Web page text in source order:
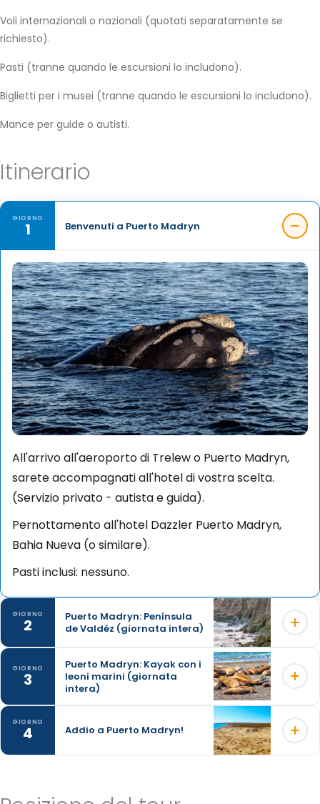
Voli internazionali o nazionali (quotati separatamente se
richiesto).
Pasti (tranne quando le escursioni lo includono).
Biglietti per i musei (tranne quando le escursioni lo includono).
Mance per guide o autisti.
Itinerario
GIORNO
1 Benvenuti a Puerto Madryn
All'arrivo all'aeroporto di Trelew o Puerto Madryn,
sarete accompagnati all'hotel di vostra scelta.
(Servizio privato - autista e guida).
Pernottamento all'hotel Dazzler Puerto Madryn,
Bahia Nueva (o similare).
Pasti inclusi: nessuno.
GIORNO
2
Puerto Madryn: Península
de Valdéz (giornata intera)
Visiterete uno dei siti scelti come Patrimonio
Naturale dell'Umanità dall'UNESCO che, grazie alle
sue caratteristiche uniche, ospita una varietà di
fauna marina e terrestre raramente vista in un unico
luogo.
GIORNO
3
Puerto Madryn: Kayak con i
leoni marini (giornata
intera)
Questa proposta consiste nel vivere mezza giornata
di avventura nell'Area Naturale Protetta di Punta
riproduzione dei Leoni Marini da un capello, dove
GIORNO
4 Addio a Puerto Madryn!